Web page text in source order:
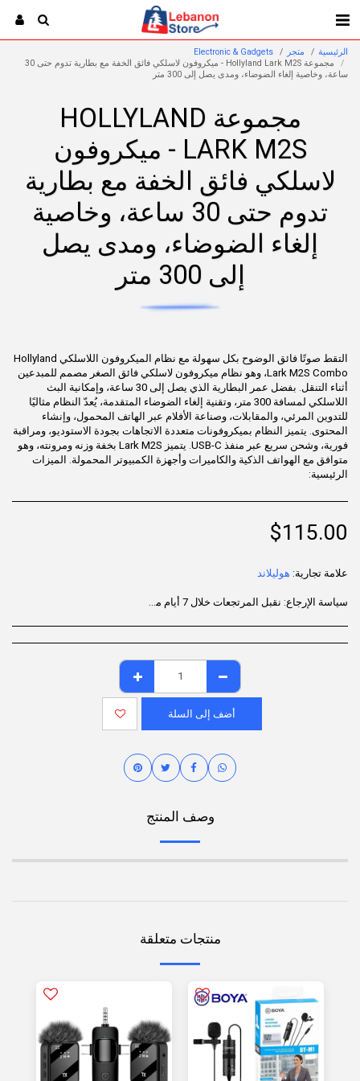
الرئيسية متجر
Electronic & Gadgets
مجموعة Hollyland Lark M2S - ميكروفون لاسلكي فائق الخفة مع بطارية تدوم حتى 30
ساعة، وخاصية إلغاء الضوضاء، ومدى يصل إلى 300 متر
مجموعة HOLLYLAND
LARK M2S - ميكروفون
لاسلكي فائق الخفة مع بطارية
تدوم حتى 30 ساعة، وخاصية
إلغاء الضوضاء، ومدى يصل
إلى 300 متر
التقط صوتًا فائق الوضوح بكل سهولة مع نظام الميكروفون اللاسلكي Hollyland
Lark M2S Combo، وهو نظام ميكروفون لاسلكي فائق الصغر مصمم للمبدعين
أثناء التنقل. بفضل عمر البطارية الذي يصل إلى 30 ساعة، وإمكانية البث
اللاسلكي لمسافة 300 متر، وتقنية إلغاء الضوضاء المتقدمة، يُعدّ النظام مثاليًا
للتدوين المرئي، والمقابلات، وصناعة الأفلام عبر الهاتف المحمول، وإنشاء
المحتوى. يتميز النظام بميكروفونات متعددة الاتجاهات بجودة الاستوديو، ومراقبة
فورية، وشحن سريع عبر منفذ USB-C. يتميز Lark M2S بخفة وزنه ومرونته، وهو
متوافق مع الهواتف الذكية والكاميرات وأجهزة الكمبيوتر المحمولة. الميزات
الرئيسية:
$115.00
علامة تجارية: هوليلاند
سياسة الإرجاع: نقبل المرتجعات خلال 7 أيام من تاريخ التسليم للمنتجات غير المستخدمة، والموجودة في عبوتها الأصلية، مع جميع الملحقات. قد لا تكون بعض المنتجات قابلة للإرجاع؛ يُرجى مراجعة صفحة المنتج للاطلاع على التفاصيل. لبدء عملية الإرجاع، يُرجى التواصل مع خدمة دعم العملاء.
أضف إلى السلة
وصف المنتج
منتجات متعلقة